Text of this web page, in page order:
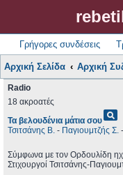
Γρήγορες συνδέσεις
Αρχική Σελίδα Αρχική
Radio
18 ακροατές
Τα βελουδένια μάτια σουpageview
Τσιτσάνης Β. - Παγιουμτζής Σ.
Σύμφωνα με τον Ορδουλίδη
Στιχουργοί Τσιτσάνης-